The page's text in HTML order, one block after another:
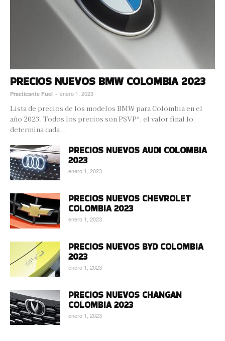
PRECIOS NUEVOS BMW COLOMBIA 2023
Practicante Fuel - enero 1, 2023
Lista de precios de los modelos BMW para Colombia en el
año 2023. Todos los precios son PSVP*, el valor final lo
determina cada...
PRECIOS NUEVOS AUDI COLOMBIA
2023
enero 1, 2023
PRECIOS NUEVOS CHEVROLET
COLOMBIA 2023
enero 1, 2023
PRECIOS NUEVOS BYD COLOMBIA
2023
enero 1, 2023
PRECIOS NUEVOS CHANGAN
COLOMBIA 2023
enero 1, 2023